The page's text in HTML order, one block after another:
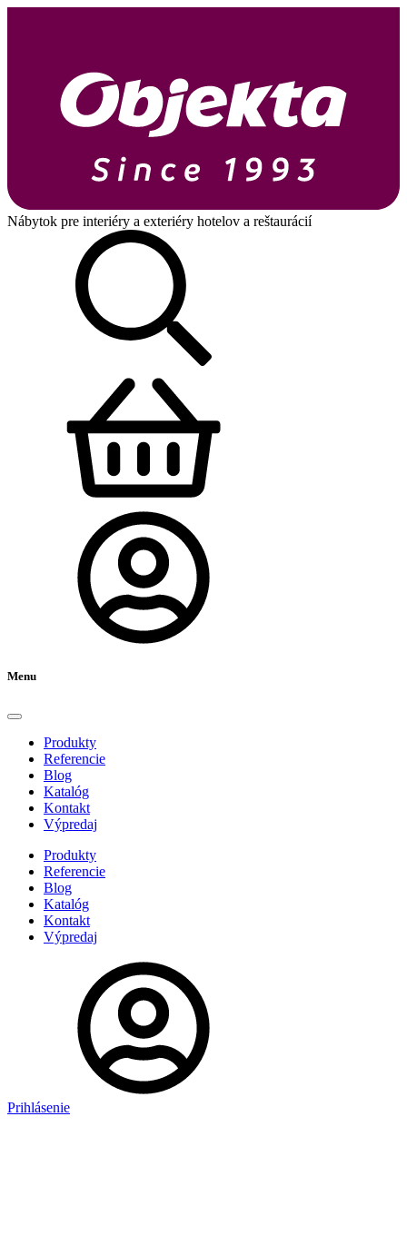
Nábytok pre interiéry a exteriéry hotelov a reštaurácií
Menu
Produkty
Referencie
Blog
Katalóg
Kontakt
Výpredaj
Produkty
Referencie
Blog
Katalóg
Kontakt
Výpredaj
Prihlásenie